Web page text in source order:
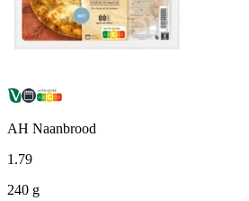
AH Naanbrood
1 .79
240 g